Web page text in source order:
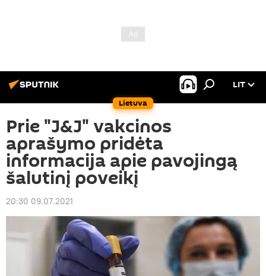
Lietuva
LIT
Prie "J&J" vakcinos
aprašymo pridėta
informacija apie pavojingą
šalutinį poveikį
20:30 09.07.2021